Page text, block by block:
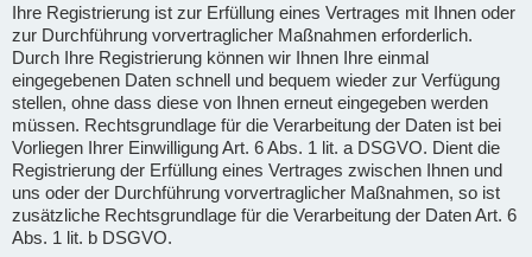
Ihre Registrierung ist zur Erfüllung eines Vertrages mit Ihnen oder
zur Durchführung vorvertraglicher Maßnahmen erforderlich.
Durch Ihre Registrierung können wir Ihnen Ihre einmal
eingegebenen Daten schnell und bequem wieder zur Verfügung
stellen, ohne dass diese von Ihnen erneut eingegeben werden
müssen. Rechtsgrundlage für die Verarbeitung der Daten ist bei
Vorliegen Ihrer Einwilligung Art. 6 Abs. 1 lit. a DSGVO. Dient die
Registrierung der Erfüllung eines Vertrages zwischen Ihnen und
uns oder der Durchführung vorvertraglicher Maßnahmen, so ist
zusätzliche Rechtsgrundlage für die Verarbeitung der Daten Art. 6
Abs. 1 lit. b DSGVO.